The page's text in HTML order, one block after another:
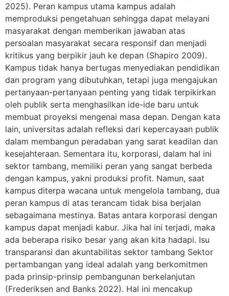
2025). Peran kampus utama kampus adalah
memproduksi pengetahuan sehingga dapat melayani
masyarakat dengan memberikan jawaban atas
persoalan masyarakat secara responsif dan menjadi
kritikus yang berpikir jauh ke depan (Shapiro 2009).
Kampus tidak hanya bertugas menyediakan pendidikan
dan program yang dibutuhkan, tetapi juga mengajukan
pertanyaan-pertanyaan penting yang tidak terpikirkan
oleh publik serta menghasilkan ide-ide baru untuk
membuat proyeksi mengenai masa depan. Dengan kata
lain, universitas adalah refleksi dari kepercayaan publik
dalam membangun peradaban yang sarat keadilan dan
kesejahteraan. Sementara itu, korporasi, dalam hal ini
sektor tambang, memiliki peran yang sangat berbeda
dengan kampus, yakni produksi profit. Namun, saat
kampus diterpa wacana untuk mengelola tambang, dua
peran kampus di atas terancam tidak bisa berjalan
sebagaimana mestinya. Batas antara korporasi dengan
kampus dapat menjadi kabur. Jika hal ini terjadi, maka
ada beberapa risiko besar yang akan kita hadapi. Isu
transparansi dan akuntabilitas sektor tambang Sektor
pertambangan yang ideal adalah yang berkomitmen
pada prinsip-prinsip pembangunan berkelanjutan
(Frederiksen and Banks 2022). Hal ini mencakup